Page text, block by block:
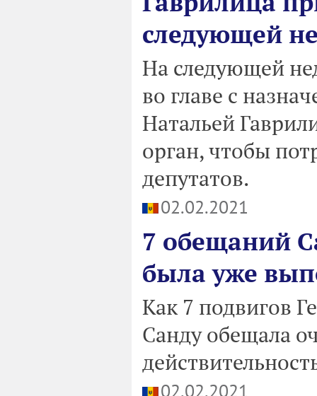
следующей
На следующей
во главе с
Натальей
орган, чтобы
депутатов.
02.02.2021
7 обещаний
была уже
Как 7 подвигов
Санду обещала
02.02.2021